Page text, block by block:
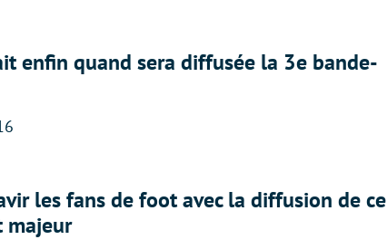
enfin quand sera diffusée la 3e bande-
les fans de foot avec la diffusion de ce
majeur